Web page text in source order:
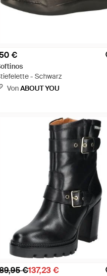
€
- Schwarz
VonABOUT YOU
€137,23 €